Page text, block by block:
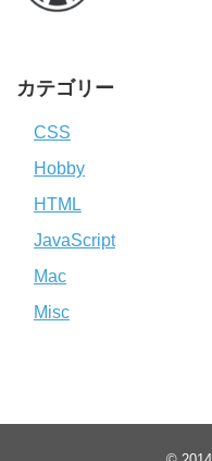
カテゴリー
CSS
Hobby
HTML
JavaScript
Mac
Misc